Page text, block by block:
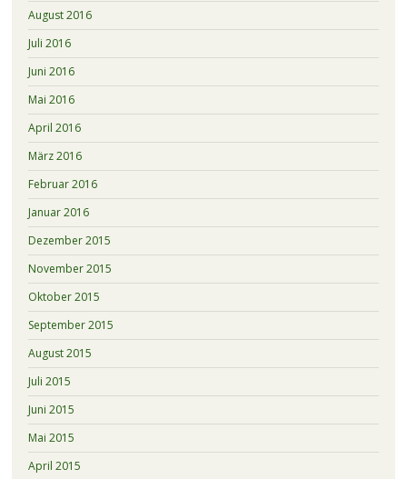
August 2016
Juli 2016
Juni 2016
Mai 2016
April 2016
März 2016
Februar 2016
Januar 2016
Dezember 2015
November 2015
Oktober 2015
September 2015
August 2015
Juli 2015
Juni 2015
Mai 2015
April 2015